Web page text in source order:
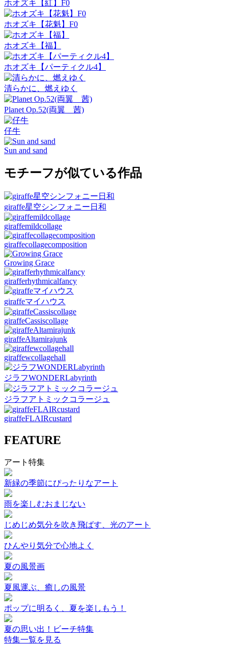
ホオズキ【紅】F0
ホオズキ【花魁】F0
ホオズキ【福】
ホオズキ【パーティクル4】
清らかに、燃えゆく
Planet Op.52(両翼 茜)
仔牛
Sun and sand
モチーフが似ている作品
giraffe星空シンフォニー日和
giraffemildcollage
giraffecollagecomposition
Growing Grace
girafferhythmicalfancy
giraffeマイハウス
giraffeCassiscollage
giraffeAltamirajunk
giraffewcollagehall
ジラフWONDERLabyrinth
ジラフアトミックコラージュ
giraffeFLAIRcustard
FEATURE
アート特集
新緑の季節にぴったりなアート
雨を楽しむおまじない
じめじめ気分を吹き飛ばす、光のアート
ひんやり気分で心地よく
夏の風景画
夏風運ぶ、癒しの風景
ポップに明るく、夏を楽しもう！
夏の思い出！ビーチ特集
特集一覧を見る